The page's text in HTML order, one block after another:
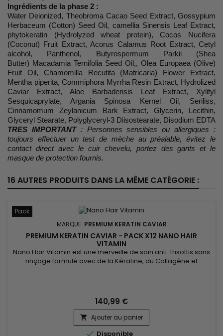
Ingrédients de la phase 2 :
Water Deionized, Theobroma Cacao Seed Extract, Gossypium
Herbaceum (Cotton) Seed Oil, camellia Sinensis Leaf Extract,
phytokeratin (Hydrolyzed wheat protein), Cocos Nucifera
(Coconut) Fruit Extract, Acorus Calamus Root Extract, Cetyl
alcohol, Panthenol, Butyrospermum Parkii (Shea
Butter) Macadamia Ternifolia Seed Oil,, Olea Europaea (Olive)
Fruit Oil, Chamomilla Recutita (Matricaria) Flower Extract,
Mentha piperita, Commiphora Myrrha Resin Extract, Hydrolized
Caviar Extract, Aloe Barbadensis Leaf Extract, Xylityl
Sesquicaprylate, Argania Spinosa Kernel Oil, Seriliss,
Cinnamomum Zeylanicum Bark Extract, Glycerin, Lecithin,
Glyceryl Stearate, Polyglyceryl-3 Diisostearate, Disodium EDTA
TRES IMPORTANT: Personnes sensibles ou allergiques :
toujours effectuer un test de mèche au préalable, évitez le
contact direct avec le cuir chevelu, portez des gants et le
masque de protection fournis.
16 AUTRES PRODUITS DANS LA MÊME CATÉGORIE :
Pack
MARQUE: PREMIUM KERATIN CAVIAR
PREMIUM KERATIN CAVIAR - PACK X12 NANO HAIR
VITAMIN
Nano Hair Vitamin est une merveille de soin anti-frisottis sans
rinçage formulé avec de la Kératine, du Collagène et
thermique non gras, Nano Hair Vitamin démêle en douceur,...
140,99 €
 Ajouter au panier
 Disponible